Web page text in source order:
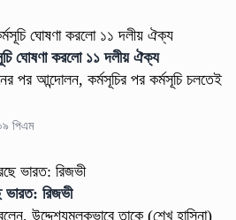
ঘোষণা করলো ১১ দলীয় ঐক্য
পর আন্দোলন, কর্মসূচির পর কর্মসূচি চলতেই
পিএম
ভারত: রিজভী
উদ্দেশ্যমূলকভাবে তাকে (শেখ হাসিনা)